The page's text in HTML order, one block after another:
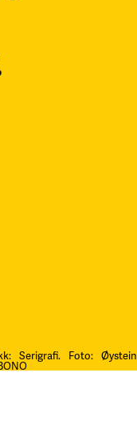
Serigrafi. Foto: Øystein